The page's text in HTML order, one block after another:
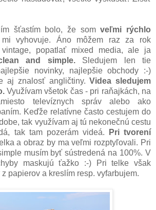
šťastím bolo, že somveľmi rýchlo
vyhovuje. Áno môžem raz za rok
popatlať mixed media, ale ja
and simple.Sledujem len tie
novinky, najlepšie obchody :-)
aj znalosť angličtiny.Videa sledujem
Využívam všetok čas - pri raňajkách, na
televíznych správ alebo ako
Keďže relatívne často cestujem do
tak využívam aj tú nekonečnú cestu
tak tam pozerám videá.
Pri tvorení
a obraz by ma veľmi rozptyľovali. Pri
musím byť sústredená na 100%. V
maskujú ťažko :-) Pri telke však
papierov a kreslím resp. vyfarbujem.